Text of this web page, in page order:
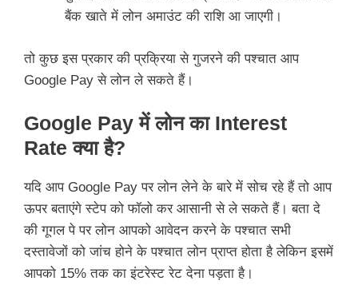
बैंक खाते में लोन अमाउंट की राशि आ जाएगी।
तो कुछ इस प्रकार की प्रक्रिया से गुजरने की पश्चात आप
Google Pay से लोन ले सकते हैं।
Google Pay में लोन का Interest
Rate क्या है?
यदि आप Google Pay पर लोन लेने के बारे में सोच रहे हैं तो आप
ऊपर बताएंगे स्टेप को फॉलो कर आसानी से ले सकते हैं। बता दे
की गूगल पे पर लोन आपको आवेदन करने के पश्चात सभी
दस्तावेजों को जांच होने के पश्चात लोन प्राप्त होता है लेकिन इसमें
आपको 15% तक का इंटरेस्ट रेट देना पड़ता है।